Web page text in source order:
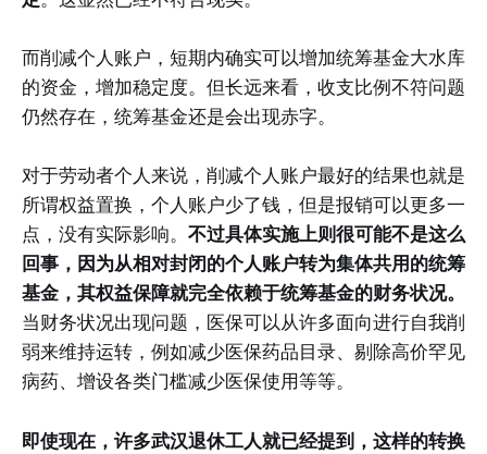
而削减个人账户，短期内确实可以增加统筹基金大水库
的资金，增加稳定度。但长远来看，收支比例不符问题
仍然存在，统筹基金还是会出现赤字。
对于劳动者个人来说，削减个人账户最好的结果也就是
所谓权益置换，个人账户少了钱，但是报销可以更多一
点，没有实际影响。 不过具体实施上则很可能不是这么
回事，因为从相对封闭的个人账户转为集体共用的统筹
基金，其权益保障就完全依赖于统筹基金的财务状况。
当财务状况出现问题，医保可以从许多面向进行自我削
弱来维持运转，例如减少医保药品目录、剔除高价罕见
病药、增设各类门槛减少医保使用等等。
即使现在，许多武汉退休工人就已经提到，这样的转换